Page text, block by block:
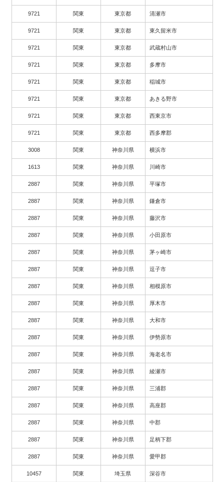
9721 関東 東京都 清瀬市
9721 関東 東京都 東久留米市
9721 関東 東京都 武蔵村山市
9721 関東 東京都 多摩市
9721 関東 東京都 稲城市
9721 関東 東京都 あきる野市
9721 関東 東京都 西東京市
9721 関東 東京都 西多摩郡
3008 関東 神奈川県 横浜市
1613 関東 神奈川県 川崎市
2887 関東 神奈川県 平塚市
2887 関東 神奈川県 鎌倉市
2887 関東 神奈川県 藤沢市
2887 関東 神奈川県 小田原市
2887 関東 神奈川県 茅ヶ崎市
2887 関東 神奈川県 逗子市
2887 関東 神奈川県 相模原市
2887 関東 神奈川県 厚木市
2887 関東 神奈川県 大和市
2887 関東 神奈川県 伊勢原市
2887 関東 神奈川県 海老名市
2887 関東 神奈川県 綾瀬市
2887 関東 神奈川県 三浦郡
2887 関東 神奈川県 高座郡
2887 関東 神奈川県 中郡
2887 関東 神奈川県 足柄下郡
2887 関東 神奈川県 愛甲郡
10457 関東 埼玉県 深谷市